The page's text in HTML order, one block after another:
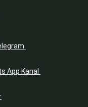
App Kanal